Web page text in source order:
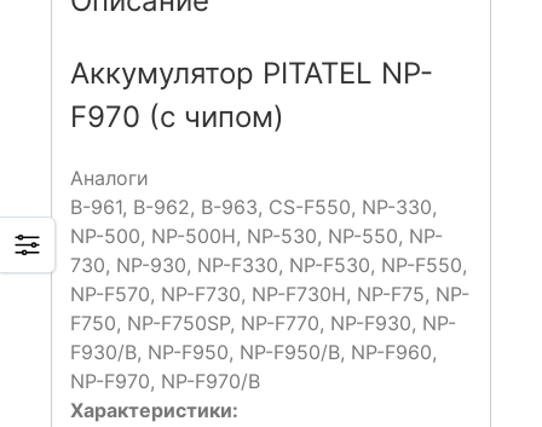
Аккумулятор PITATEL NP-
F970 (с чипом)
Аналоги
B-961, B-962, B-963, CS-F550, NP-330,
NP-500, NP-500H, NP-530, NP-550, NP-
730, NP-930, NP-F330, NP-F530, NP-F550,
NP-F570, NP-F730, NP-F730H, NP-F75, NP-
F750, NP-F750SP, NP-F770, NP-F930, NP-
F930/B, NP-F950, NP-F950/B, NP-F960,
NP-F970, NP-F970/B
Характеристики: